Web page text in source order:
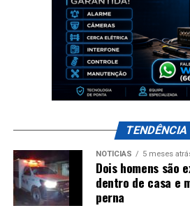
TENDÊNCIA
NOTÍCIAS 5 meses
Dois homens são
dentro de casa e
perna